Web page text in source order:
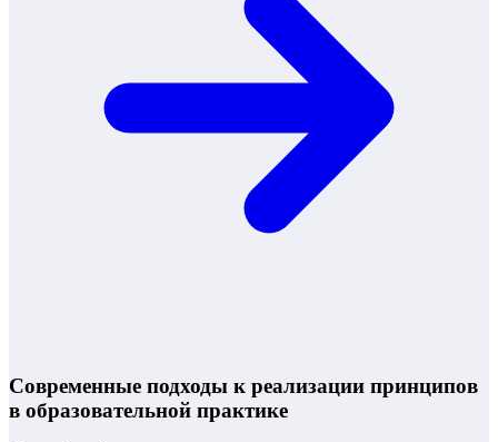
Современные подходы к реализации принципов
в образовательной практике